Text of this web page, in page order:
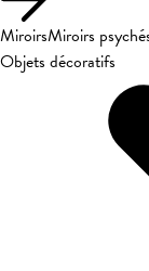
MiroirsMiroirs
Objets décoratifs